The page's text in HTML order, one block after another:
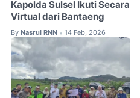
Kapolda Sulsel Ikuti Secara
Virtual dari Bantaeng
By Nasrul RNN • 14 Feb, 2026